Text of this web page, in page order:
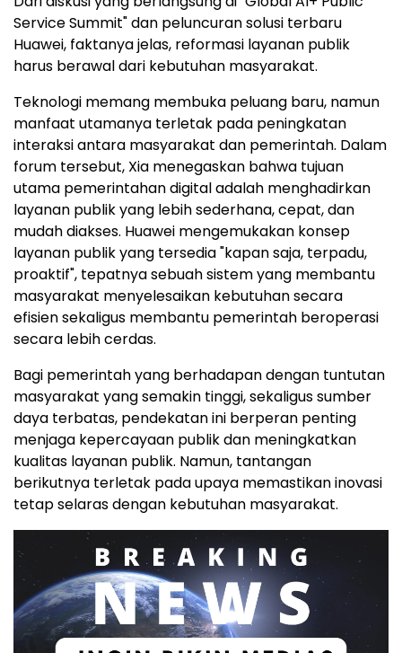
Service Summit" dan peluncuran solusi terbaru
Huawei, faktanya jelas, reformasi layanan publik
harus berawal dari kebutuhan masyarakat.
Teknologi memang membuka peluang baru, namun
manfaat utamanya terletak pada peningkatan
interaksi antara masyarakat dan pemerintah. Dalam
forum tersebut, Xia menegaskan bahwa tujuan
utama pemerintahan digital adalah menghadirkan
layanan publik yang lebih sederhana, cepat, dan
mudah diakses. Huawei mengemukakan konsep
layanan publik yang tersedia "kapan saja, terpadu,
proaktif", tepatnya sebuah sistem yang membantu
masyarakat menyelesaikan kebutuhan secara
efisien sekaligus membantu pemerintah beroperasi
secara lebih cerdas.
Bagi pemerintah yang berhadapan dengan tuntutan
masyarakat yang semakin tinggi, sekaligus sumber
daya terbatas, pendekatan ini berperan penting
menjaga kepercayaan publik dan meningkatkan
kualitas layanan publik. Namun, tantangan
berikutnya terletak pada upaya memastikan inovasi
tetap selaras dengan kebutuhan masyarakat.